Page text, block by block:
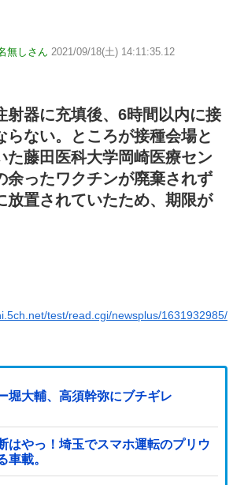
無しさん 2021/09/18(土) 14:11:35.12
射器に充填後、6時間以内に接
らない。ところが接種会場と
た藤田医科大学岡崎医療セン
余ったワクチンが廃棄されず
放置されていたため、期限が
test/read.cgi/newsplus/1631932985/
堀大輔、高須幹弥にブチギレ
はやっ！埼玉でスマホ運転のプリウ
車載。